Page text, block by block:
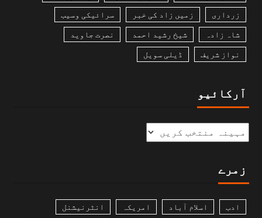
زرداری زمیں زاد کی خبر سرائیکی وسیب
شاہ زادہ شیخ رشید احمد نصرت جاوید
نواز شریف ڈیلی سویل
آرکائیو
زمرے
ادب اسلام آباد امریکہ انٹرنیشنل